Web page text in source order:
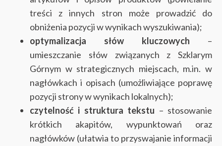
treści z innych stron może prowadzić do
obniżenia pozycji w wynikach wyszukiwania);
optymalizacja słów kluczowych –
umieszczanie słów związanych z Szklarym
Górnym w strategicznych miejscach, m.in. w
nagłówkach i opisach (umożliwiające poprawę
pozycji strony w wynikach lokalnych);
czytelność i struktura tekstu – stosowanie
krótkich akapitów, wypunktowań oraz
nagłówków (ułatwia to przyswajanie informacji